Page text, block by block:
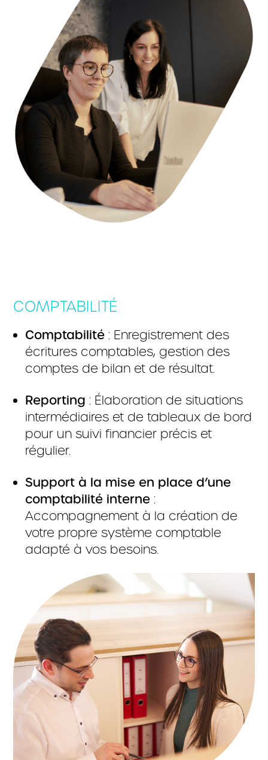
COMPTABILITÉ
Comptabilité : Enregistrement des
écritures comptables, gestion des
comptes de bilan et de résultat.
Reporting : Élaboration de situations
intermédiaires et de tableaux de bord
pour un suivi financier précis et
régulier.
Support à la mise en place d’une
comptabilité interne :
Accompagnement à la création de
votre propre système comptable
adapté à vos besoins.